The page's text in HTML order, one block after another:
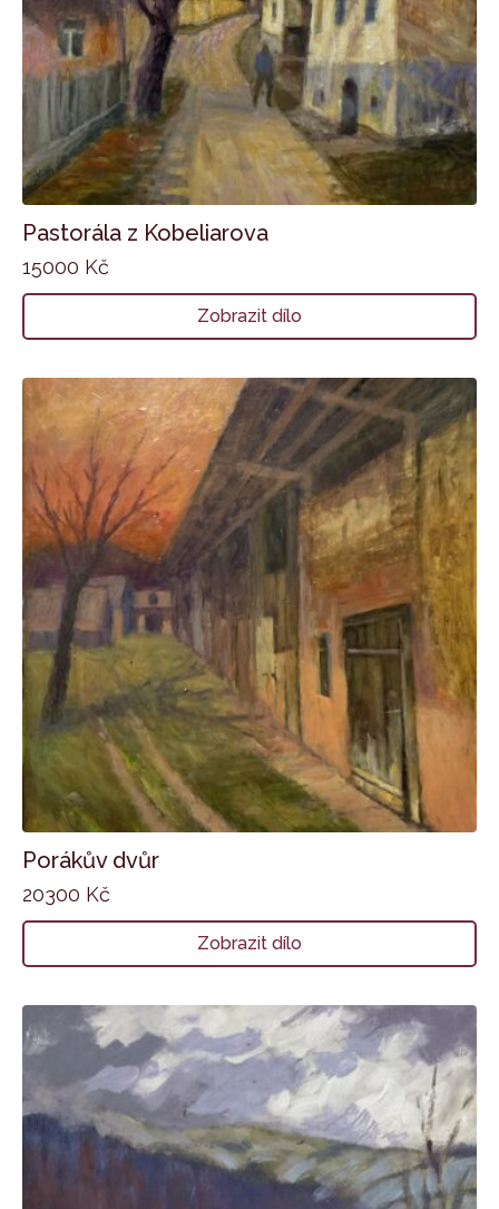
Pastorála z Kobeliarova
15000 Kč
Zobrazit dílo
Porákův dvůr
20300 Kč
Zobrazit dílo